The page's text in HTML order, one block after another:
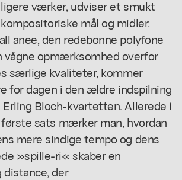
værker, udviser et smukt
mål og midler.
anee, den redebonne polyfone
vågne opmærksomhed overfor
særlige kvaliteter, kommer
for dagen i den ældre indspilning
Erling Bloch-kvartetten. Allerede i
sats mærker man, hvordan
mere sindige tempo og dens
»spille-ri« skaber en
der